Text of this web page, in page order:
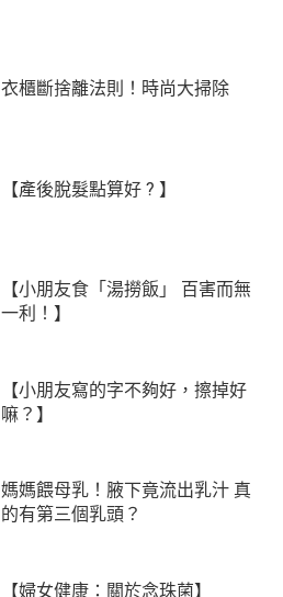
衣櫃斷捨離法則！時尚大掃除
【產後脫髮點算好 ? 】
【小朋友食「湯撈飯」 百害而無
一利！】
【小朋友寫的字不夠好，擦掉好
嘛？】
媽媽餵母乳！腋下竟流出乳汁 真
的有第三個乳頭？
【婦女健康：關於念珠菌】